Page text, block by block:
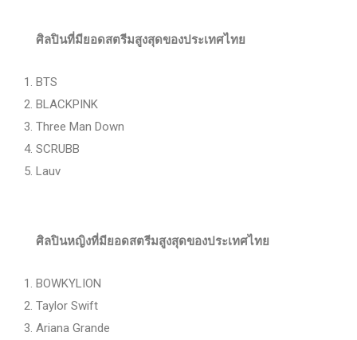
ศิลปินที่มียอดสตรีมสูงสุดของประเทศไทย
BTS
BLACKPINK
Three Man Down
SCRUBB
Lauv
ศิลปินหญิงที่มียอดสตรีมสูงสุดของประเทศไทย
BOWKYLION
Taylor Swift
Ariana Grande